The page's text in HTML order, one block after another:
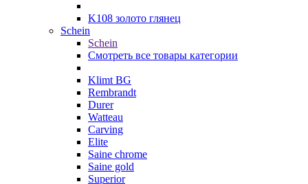
K108 золото глянец
Schein
Schein
Смотреть все товары категории
Klimt BG
Rembrandt
Durer
Watteau
Carving
Elite
Saine chrome
Saine gold
Superior